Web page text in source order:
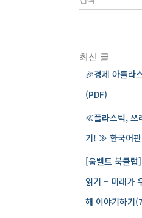
음
최신 글
🎉경제 아틀라
(PDF)
≪플라스틱, 쓰
기! ≫ 한국어
[움벨트 북클럽
읽기 – 미래가
해 이야기하기